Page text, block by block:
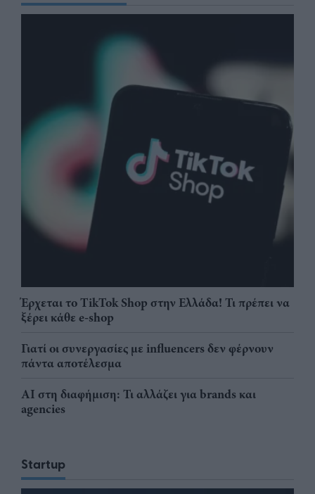
Έρχεται το TikTok Shop στην Ελλάδα! Τι πρέπει να
ξέρει κάθε e-shop
Γιατί οι συνεργασίες με influencers δεν φέρνουν
πάντα αποτέλεσμα
AI στη διαφήμιση: Τι αλλάζει για brands και
agencies
Startup